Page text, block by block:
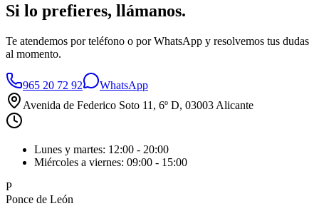
Si lo prefieres, llámanos.
Te atendemos por teléfono o por WhatsApp y resolvemos tus dudas
al momento.
965 20 72 92
WhatsApp
Avenida de Federico Soto 11, 6º D, 03003 Alicante
Lunes y martes: 12:00 - 20:00
Miércoles a viernes: 09:00 - 15:00
P
Ponce de León